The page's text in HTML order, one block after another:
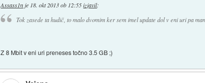
Assass1n je 18. okt 2013 ob 12:55 izjavil:
Tok zasede ta hudič, to malo dvomim ker sem imel update dol v eni uri pa
Z 8 Mbit v eni uri preneses točno 3.5 GB ;)